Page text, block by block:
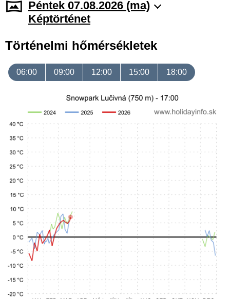
Péntek 07.08.2026 (ma)
Képtörténet
Történelmi hőmérsékletek
06:00 09:00 12:00 15:00 18:00